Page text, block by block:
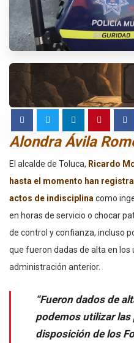
Alondra Ávila
El alcalde de Toluca, Ricardo
hasta el momento han
actos de indisciplinacomo
en horas de servicio o chocar
de control y confianza, incluso
que fueron dadas de alta en los
administración anterior.
“Fueron dados de
podemos utilizar
disposición de los